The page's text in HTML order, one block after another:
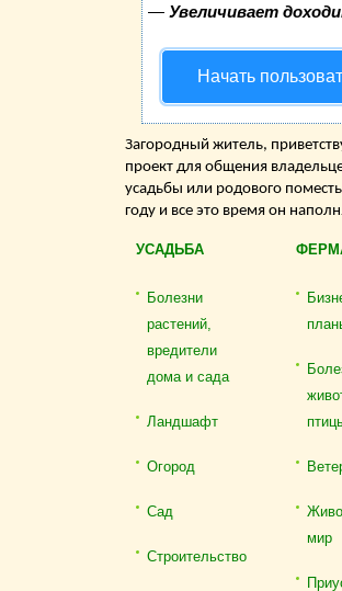
— Увеличивает
Начать
Загородный житель,
проект для общения
усадьбы или родового
году и все это время он
УСАДЬБА
Болезни
растений,
вредители
дома и сада
Ландшафт
Огород
Сад
Строительство
мир